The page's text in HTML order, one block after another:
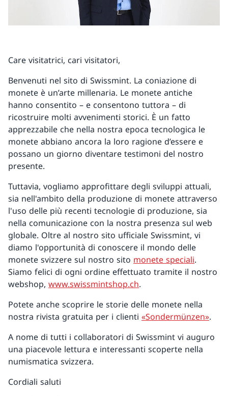
Care visitatrici, cari visitatori,
Benvenuti nel sito di Swissmint. La coniazione di
monete è un’arte millenaria. Le monete antiche
hanno consentito – e consentono tuttora – di
ricostruire molti avvenimenti storici. È un fatto
apprezzabile che nella nostra epoca tecnologica le
monete abbiano ancora la loro ragione d’essere e
possano un giorno diventare testimoni del nostro
presente.
Tuttavia, vogliamo approfittare degli sviluppi attuali,
sia nell'ambito della produzione di monete attraverso
l'uso delle più recenti tecnologie di produzione, sia
nella comunicazione con la nostra presenza sul web
globale. Oltre al nostro sito ufficiale Swissmint, vi
diamo l'opportunità di conoscere il mondo delle
monete svizzere sul nostro sito monete speciali.
Siamo felici di ogni ordine effettuato tramite il nostro
webshop, www.swissmintshop.ch.
Potete anche scoprire le storie delle monete nella
nostra rivista gratuita per i clienti «Sondermünzen».
A nome di tutti i collaboratori di Swissmint vi auguro
una piacevole lettura e interessanti scoperte nella
numismatica svizzera.
Cordiali saluti